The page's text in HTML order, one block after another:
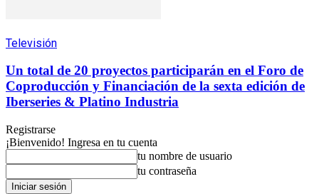
Televisión
Un total de 20 proyectos participarán en el Foro de
Coproducción y Financiación de la sexta edición de
Iberseries & Platino Industria
Registrarse
¡Bienvenido! Ingresa en tu cuenta
tu nombre de usuario
tu contraseña